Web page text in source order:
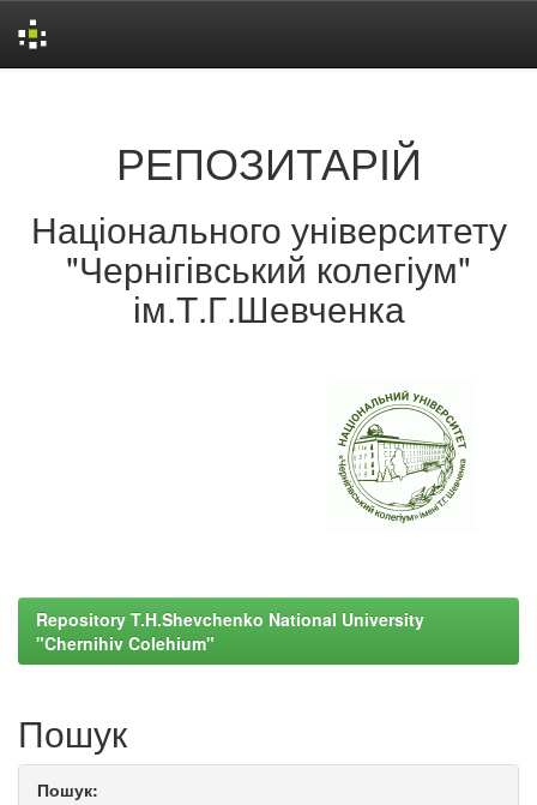
РЕПОЗИТАРІЙ
Національного університету
"Чернігівський колегіум"
ім.Т.Г.Шевченка
Repository T.H.Shevchenko National University
"Chernihiv Colehium"
Пошук
Пошук: